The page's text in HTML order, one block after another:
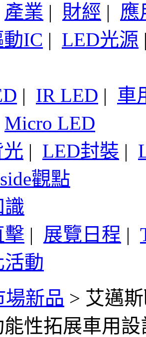
產業 | 財經 | 應
IC | LED光源
| IR LED | 車
Micro LED
| LED封裝 |
觀點
識
擊 | 展覽日程 |
動
場新品 > 艾邁
性拓展車用設